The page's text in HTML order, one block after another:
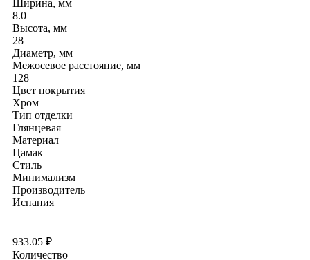
Ширина, мм
8.0
Высота, мм
28
Диаметр, мм
Межосевое расстояние, мм
128
Цвет покрытия
Хром
Тип отделки
Глянцевая
Материал
Цамак
Стиль
Минимализм
Производитель
Испания
933.05 ₽
Количество